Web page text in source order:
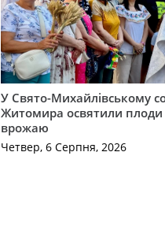
У Свято-Михайлівському
Житомира освятили плоди
врожаю
Четвер, 6 Серпня, 2026